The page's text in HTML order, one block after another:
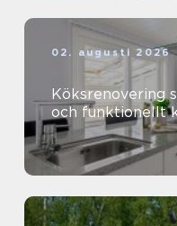
02. augusti 2026
Köksrenovering så skapar du ett hållbart
och funktionellt